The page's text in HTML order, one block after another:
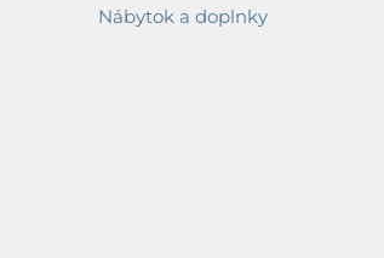
Nábytok a doplnky